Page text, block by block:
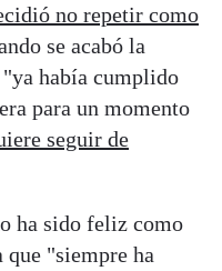
no repetir como
se acabó la
había cumplido
para un momento
seguir de
ha sido feliz como
que "siempre ha